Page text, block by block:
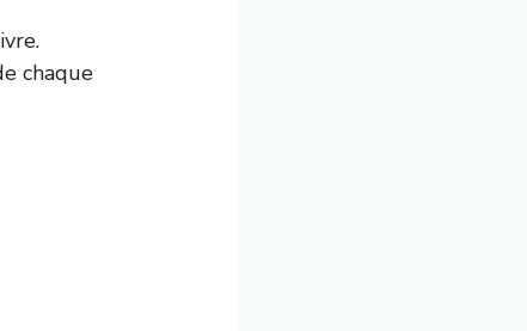
chaque